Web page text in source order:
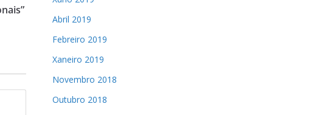
Abril 2019
Febreiro 2019
Xaneiro 2019
Novembro 2018
Outubro 2018